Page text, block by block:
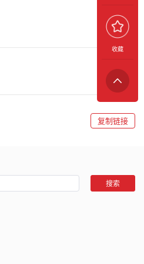
复制链接
搜索
收藏